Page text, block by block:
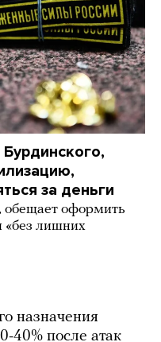
за деньги
обещает оформить
«без лишних
назначения
40% после атак